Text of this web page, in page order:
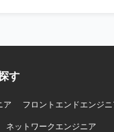
手順書作成やベンダー
V等の仮想環境を中
ます。
す
ア
フロントエンドエンジニ
ネットワークエンジニア